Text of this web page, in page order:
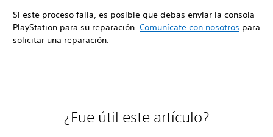
Si este proceso falla, es posible que debas enviar la consola
PlayStation para su reparación. Comunícate con nosotros para
solicitar una reparación.
¿Fue útil este artículo?